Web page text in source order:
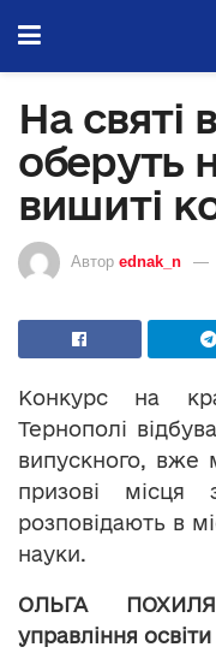
На святі
оберуть
вишиті
Автор ednak_n
Конкурс на
Тернополі
випускного, вже
призові місця
розповідають в
науки.
ОЛЬГА
управління освіти